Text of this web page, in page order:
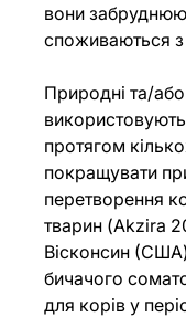
вони
споживаються
Природні та/або
протягом
покращувати
перетворення
тварин (Akzira
Вісконсин (США)
бичачого
для корів у